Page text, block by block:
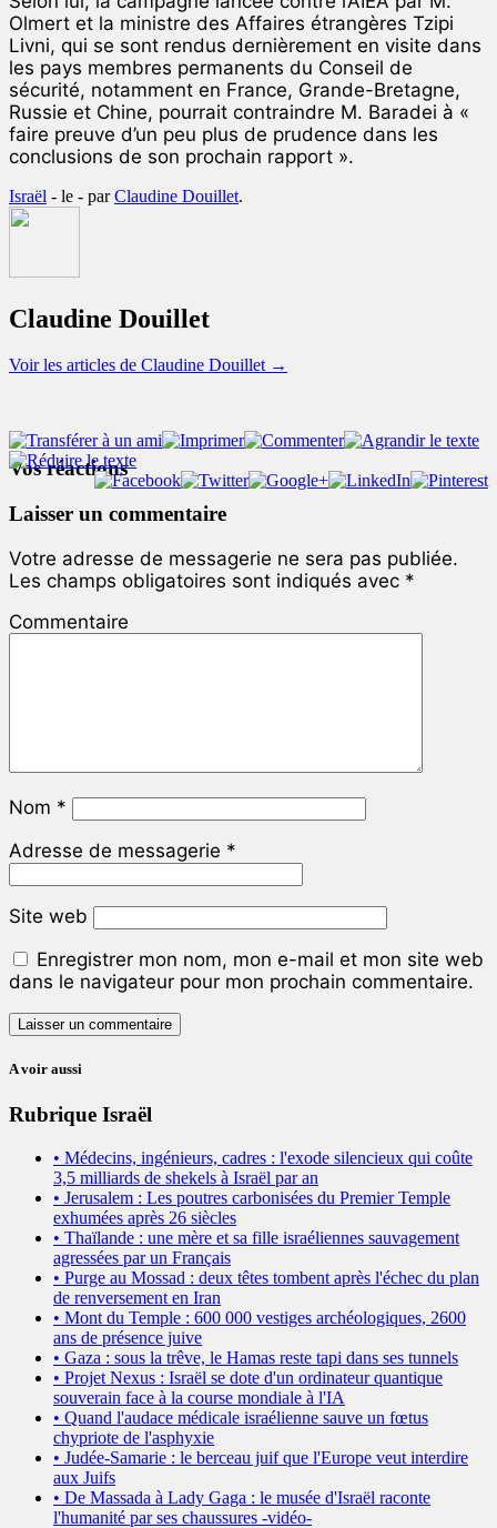
Olmert et la ministre des Affaires étrangères Tzipi
Livni, qui se sont rendus dernièrement en visite dans
les pays membres permanents du Conseil de
sécurité, notamment en France, Grande-Bretagne,
Russie et Chine, pourrait contraindre M. Baradei à «
faire preuve d’un peu plus de prudence dans les
conclusions de son prochain rapport ».
Israël - le - parClaudine Douillet.
Claudine Douillet
Voir les articles de Claudine Douillet →
Vos réactions
Laisser un commentaire
Votre adresse de messagerie ne sera pas publiée.
Les champs obligatoires sont indiqués avec *
Commentaire
Nom *
Adresse de messagerie *
Site web
Enregistrer mon nom, mon e-mail et mon site web
dans le navigateur pour mon prochain commentaire.
A voir aussi
Rubrique Israël
• Médecins, ingénieurs, cadres : l'exode silencieux qui coûte
3,5 milliards de shekels à Israël par an
• Jerusalem : Les poutres carbonisées du Premier Temple
exhumées après 26 siècles
• Thaïlande : une mère et sa fille israéliennes sauvagement
agressées par un Français
• Purge au Mossad : deux têtes tombent après l'échec du plan
de renversement en Iran
• Mont du Temple : 600 000 vestiges archéologiques, 2600
ans de présence juive
• Gaza : sous la trêve, le Hamas reste tapi dans ses tunnels
• Projet Nexus : Israël se dote d'un ordinateur quantique
souverain face à la course mondiale à l'IA
• Quand l'audace médicale israélienne sauve un fœtus
chypriote de l'asphyxie
• Judée-Samarie : le berceau juif que l'Europe veut interdire
aux Juifs
• De Massada à Lady Gaga : le musée d'Israël raconte
l'humanité par ses chaussures -vidéo-